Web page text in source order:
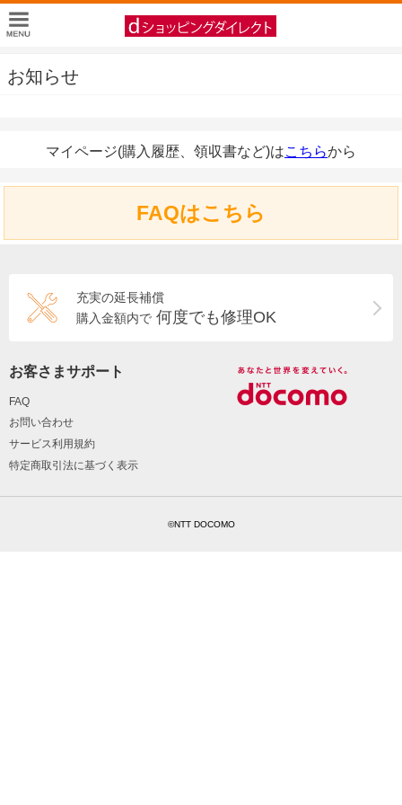
お知らせ
マイページ(購入履歴、領収書など)はこちらから
FAQはこちら
充実の延長補償
購入金額内で 何度でも修理OK
お客さまサポート
FAQ
お問い合わせ
サービス利用規約
特定商取引法に基づく表示
©NTT DOCOMO